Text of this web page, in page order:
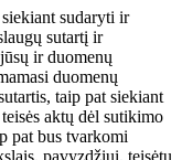
sudaryti ir
sutartį ir
ir duomenų
duomenų
taip pat siekiant
aktų dėl sutikimo
pat bus tvarkomi
pavyzdžiui, teisėtų